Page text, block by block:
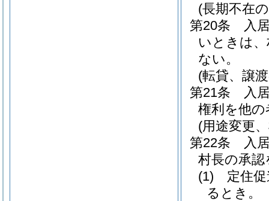
(長期不在
第20条
入
いときは
ない。
(転貸、譲
第21条
入
権利を他
(用途変更
第22条
入
村長の承
(1)
定住
るとき。